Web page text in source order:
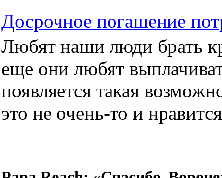
Досрочное погашение
Любят наши люди брать
еще они любят
появляется такая
это не очень-то и